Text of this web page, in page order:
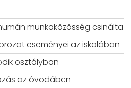
munkaközösség csinálta
eseményei az iskolában
osztályban
az óvodában